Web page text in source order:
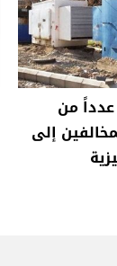
عدداً من
إلى